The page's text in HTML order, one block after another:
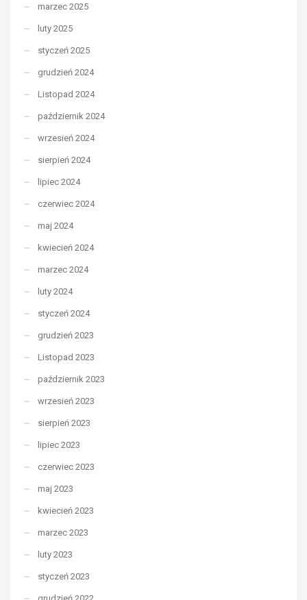
marzec 2025
luty 2025
styczeń 2025
grudzień 2024
Listopad 2024
październik 2024
wrzesień 2024
sierpień 2024
lipiec 2024
czerwiec 2024
maj 2024
kwiecień 2024
marzec 2024
luty 2024
styczeń 2024
grudzień 2023
Listopad 2023
październik 2023
wrzesień 2023
sierpień 2023
lipiec 2023
czerwiec 2023
maj 2023
kwiecień 2023
marzec 2023
luty 2023
styczeń 2023